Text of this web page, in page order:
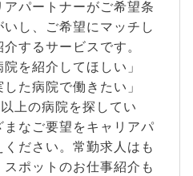
パートナーがご希望条
し、ご希望にマッチし
するサービスです。
院を紹介してほしい」
した病院で働きたい」
上の病院を探してい
まなご要望をキャリアパ
ださい。常勤求人はも
ポットのお仕事紹介も